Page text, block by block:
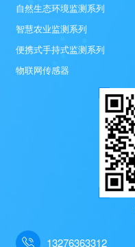
自然生态环境监测系列
智慧农业监测系列
便携式手持式监测系列
物联网传感器
13276363312